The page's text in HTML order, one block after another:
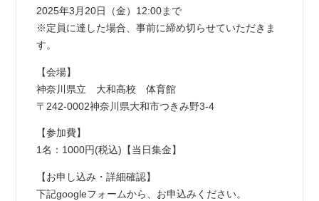
2025年3月20日（金）12:00まで
※定員に達した場合、事前に締め切らせていただきま
す。
【会場】
神奈川県立 大和高校 体育館
〒242-0002神奈川県大和市つきみ野3-4
【参加費】
1名：1000円(税込)【当日集金】
【お申し込み・詳細確認】
下記googleフォームから、お申込みください。